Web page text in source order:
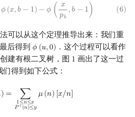
𝜙(𝑥,𝑏 − 1) − 𝜙 ( 𝑥
𝑝𝑏
,𝑏 − 1 ) (6)
b ) ϕ( b− 1 ϕ( xp b, −
可以从这个定理推导出来：我们重
最后得到𝜙 (𝑢,0)
ϕ (u,0)
．这个过程可以看作
建有根二叉树，图 1
1 画出了这一过
得到如下公式：
) = ∑
1≤𝑛≤𝑥
𝑃 +(𝑛)≤𝑦
𝜇(𝑛) [𝑥/𝑛]
1 ≤n xP+( )≤ yμ(n)[x/n